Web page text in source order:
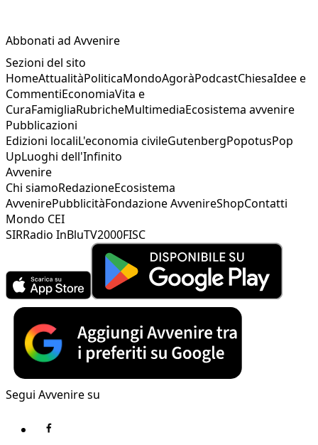
Abbonati ad Avvenire
Sezioni del sito
HomeAttualitàPoliticaMondoAgoràPodcastChiesaIdee e
CommentiEconomiaVita e
CuraFamigliaRubricheMultimediaEcosistema avvenire
Pubblicazioni
Edizioni localiL'economia civileGutenbergPopotusPop
UpLuoghi dell'Infinito
Avvenire
Chi siamoRedazioneEcosistema
AvvenirePubblicitàFondazione AvvenireShopContatti
Mondo CEI
SIRRadio InBluTV2000FISC
Segui Avvenire su